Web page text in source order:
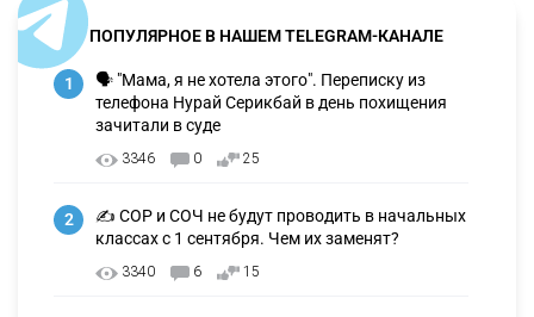
ПОПУЛЯРНОЕ В НАШЕМ TELEGRAM-КАНАЛЕ
1
🗣 "Мама, я не хотела этого". Переписку из
телефона Нурай Серикбай в день похищения
зачитали в суде
3346 0 25
2
✍️ СОР и СОЧ не будут проводить в начальных
классах с 1 сентября. Чем их заменят?
3340 6 15